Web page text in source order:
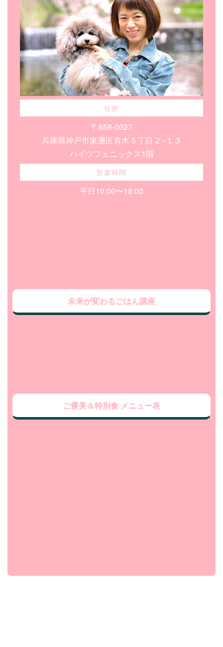
住所
〒658-0027
兵庫県神戸市東灘区青木５丁目２−１３
ハイツフェニックス1階
営業時間
平日10:00〜18:00
未来が変わるごはん講座
ご褒美＆特別食 メニュー表